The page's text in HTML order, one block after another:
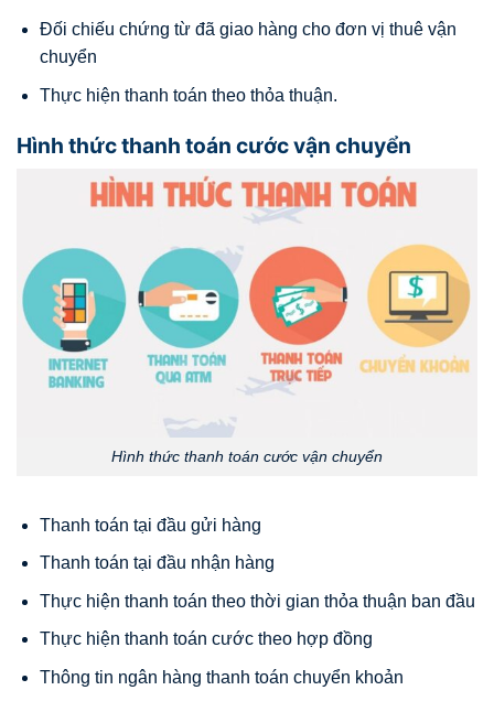
Đối chiếu chứng từ đã giao hàng cho đơn vị thuê vận
chuyển
Thực hiện thanh toán theo thỏa thuận.
Hình thức thanh toán cước vận chuyển
Hình thức thanh toán cước vận chuyển
Thanh toán tại đầu gửi hàng
Thanh toán tại đầu nhận hàng
Thực hiện thanh toán theo thời gian thỏa thuận ban đầu
Thực hiện thanh toán cước theo hợp đồng
Thông tin ngân hàng thanh toán chuyển khoản